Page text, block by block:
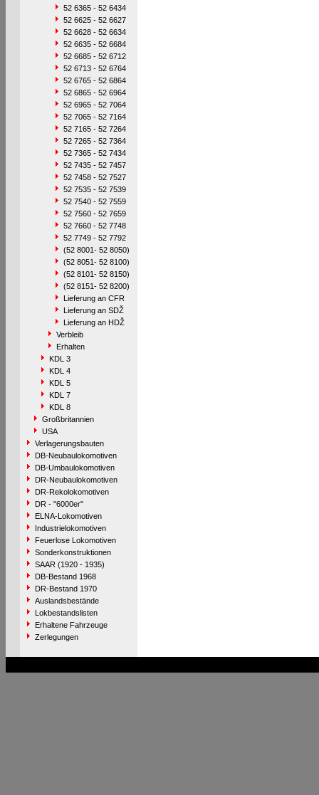
52 6365 - 52 6434
52 6625 - 52 6627
52 6628 - 52 6634
52 6635 - 52 6684
52 6685 - 52 6712
52 6713 - 52 6764
52 6765 - 52 6864
52 6865 - 52 6964
52 6965 - 52 7064
52 7065 - 52 7164
52 7165 - 52 7264
52 7265 - 52 7364
52 7365 - 52 7434
52 7435 - 52 7457
52 7458 - 52 7527
52 7535 - 52 7539
52 7540 - 52 7559
52 7560 - 52 7659
52 7660 - 52 7748
52 7749 - 52 7792
(52 8001- 52 8050)
(52 8051- 52 8100)
(52 8101- 52 8150)
(52 8151- 52 8200)
Lieferung an CFR
Lieferung an SDŽ
Lieferung an HDŽ
Verbleib
Erhalten
KDL 3
KDL 4
KDL 5
KDL 7
KDL 8
Großbritannien
USA
Verlagerungsbauten
DB-Neubaulokomotiven
DB-Umbaulokomotiven
DR-Neubaulokomotiven
DR-Rekolokomotiven
DR - "6000er"
ELNA-Lokomotiven
Industrielokomotiven
Feuerlose Lokomotiven
Sonderkonstruktionen
SAAR (1920 - 1935)
DB-Bestand 1968
DR-Bestand 1970
Auslandsbestände
Lokbestandslisten
Erhaltene Fahrzeuge
Zerlegungen